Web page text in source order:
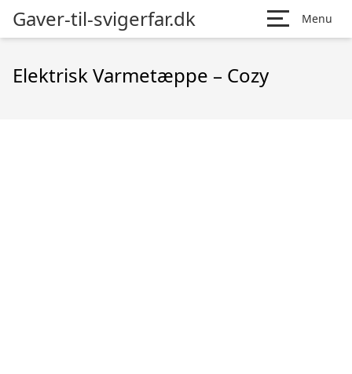
Gaver-til-svigerfar.dk Menu
Elektrisk Varmetæppe – Cozy